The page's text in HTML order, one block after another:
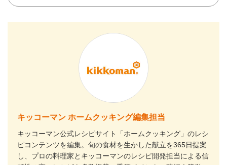
キッコーマン ホームクッキング編集担当
キッコーマン公式レシピサイト「ホームクッキング」のレシ
ピコンテンツを編集。旬の食材を生かした献立を365日提案
し、プロの料理家とキッコーマンのレシピ開発担当による信